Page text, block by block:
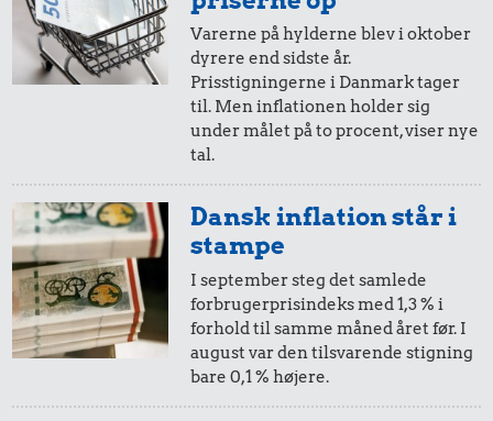
1 kg havregryn
17 kr.
Syltetøj
17 kr.
200 g smør
497 kr.
20,-
i 2005
= 29,-
i 2025
14,-
5,-
i 2005
= 7,-
i 2025
Varerne på hylderne blev i oktober
dyrere end sidste år.
Prisstigningerne i Danmark tager
til. Men inflationen holder sig
under målet på to procent, viser nye
tal.
Dansk inflation står i
stampe
I september steg det samlede
forbrugerprisindeks med 1,3 % i
forhold til samme måned året før. I
august var den tilsvarende stigning
bare 0,1 % højere.